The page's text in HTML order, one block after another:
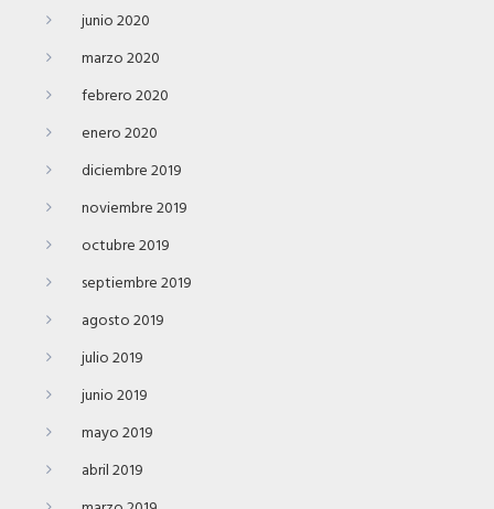
junio 2020
marzo 2020
febrero 2020
enero 2020
diciembre 2019
noviembre 2019
octubre 2019
septiembre 2019
agosto 2019
julio 2019
junio 2019
mayo 2019
abril 2019